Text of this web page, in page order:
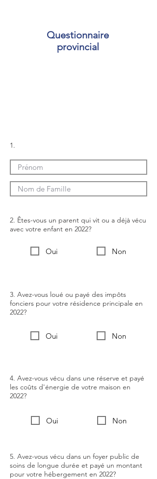
Questionnaire
provincial
1.
2. Êtes-vous un parent qui vit ou a déjà vécu
avec votre enfant en 2022?
Oui Non
3. Avez-vous loué ou payé des impôts
fonciers pour votre résidence principale en
2022?
Oui Non
4. Avez-vous vécu dans une réserve et payé
les coûts d'énergie de votre maison en
2022?
Oui Non
5. Avez-vous vécu dans un foyer public de
soins de longue durée et payé un montant
pour votre hébergement en 2022?